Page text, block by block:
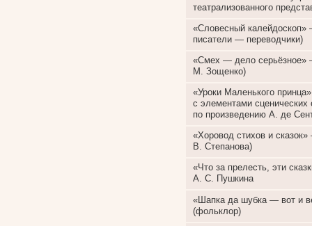
театрализованного
«Словесный калейдоскоп»
писатели — переводчики)
«Смех — дело серьёзное»
М. Зощенко)
«Уроки Маленького
с элементами
по произведению А. де
«Хоровод стихов и сказок»
В. Степанова)
«Что за прелесть, эти
А. С. Пушкина
«Шапка да шубка — вот и
(фольклор)